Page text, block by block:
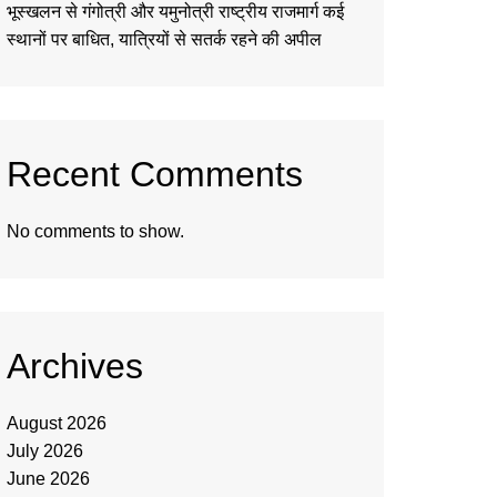
भूस्खलन से गंगोत्री और यमुनोत्री राष्ट्रीय राजमार्ग कई
स्थानों पर बाधित, यात्रियों से सतर्क रहने की अपील
Recent Comments
No comments to show.
Archives
August 2026
July 2026
June 2026